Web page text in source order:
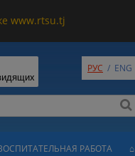
www.rtsu.tj
РУС / ENG
РАБОТА ⌂